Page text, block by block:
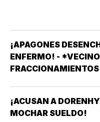
¡APAGONES
ENFERMO! -
FRACCIONAMIENTOS
AFECTAN
TRATAMIENTOS
¡ACUSAN A
MOCHAR SUELDO!